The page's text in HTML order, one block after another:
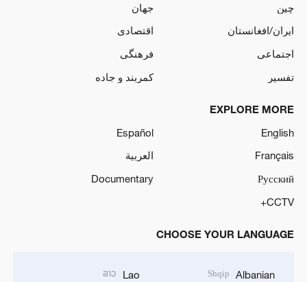
چین
جهان
ایران/افغانستان
اقتصادی
اجتماعی
فرهنگی
تفسیر
کمربند و جاده
EXPLORE MORE
English
Español
Français
العربية
Русский
Documentary
CCTV+
CHOOSE YOUR LANGUAGE
Albanian
Shqip
Lao
ລາວ